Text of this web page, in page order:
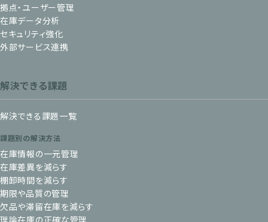
拠点・ユーザー管理
在庫データ分析
セキュリティ強化
外部サービス連携
解決できる課題
解決できる課題一覧
課題別の解決方法
在庫情報の一元管理
在庫差異を減らす
棚卸時間を減らす
期限や品質の管理
欠品や滞留在庫を減らす
理論在庫の正確な管理